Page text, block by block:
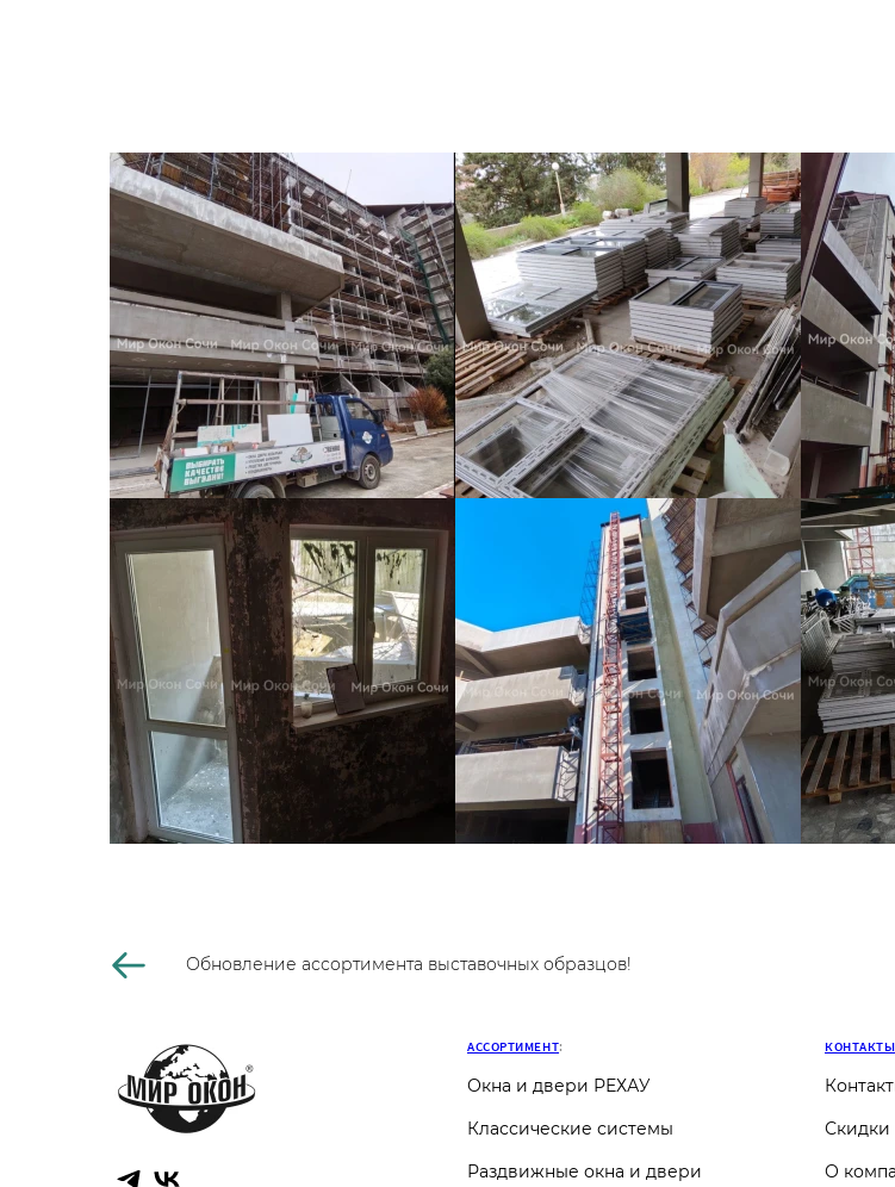
Обновление ассортимента выставочных образцов!
АССОРТИМЕНТ:
Окна и двери РЕХАУ
Классические системы
Раздвижные окна и двери
КОНТАКТЫ
Скидки
О